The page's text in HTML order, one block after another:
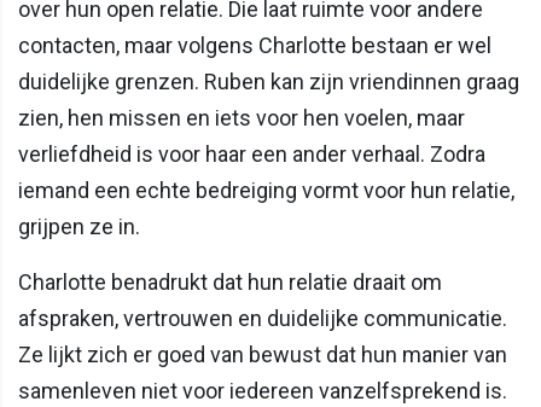
over hun open relatie. Die laat ruimte voor andere
contacten, maar volgens Charlotte bestaan er wel
duidelijke grenzen. Ruben kan zijn vriendinnen graag
zien, hen missen en iets voor hen voelen, maar
verliefdheid is voor haar een ander verhaal. Zodra
iemand een echte bedreiging vormt voor hun relatie,
grijpen ze in.
Charlotte benadrukt dat hun relatie draait om
afspraken, vertrouwen en duidelijke communicatie.
Ze lijkt zich er goed van bewust dat hun manier van
samenleven niet voor iedereen vanzelfsprekend is.